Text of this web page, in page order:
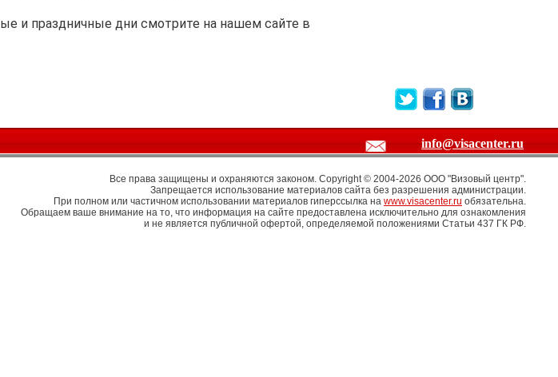
и праздничные дни смотрите на нашем сайте в
info@visacenter.ru
Все права защищены и охраняются законом. Copyright © 2004-2026 OOO "Визовый центр".
Запрещается использование материалов сайта без разрешения администрации.
При полном или частичном использовании материалов гиперссылка на www.visacenter.ru обязательна.
Обращаем ваше внимание на то, что информация на сайте предоставлена исключительно для ознакомления
и не является публичной офертой, определяемой положениями Статьи 437 ГК РФ.